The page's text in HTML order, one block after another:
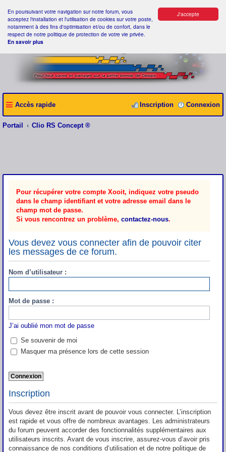
J'accepte
En poursuivant votre navigation sur notre forum, vous
acceptez l'installation et l'utilisation de cookies sur votre poste,
notamment à des fins d'optimisation et/ou de confort, dans le
respect de notre politique de protection de votre vie privée.
En savoir plus
Accès rapide Connexion
Inscription
Portail Clio RS Concept ®
Pour récupérer votre compte Xooit, indiquez votre pseudo
dans le champ identifiant et votre adresse email dans le
champ mot de passe.
Si vous rencontrez un problème, contactez-nous.
Vous devez vous connecter afin de pouvoir citer
les messages de ce forum.
Nom d’utilisateur :
Mot de passe :
J’ai oublié mon mot de passe
Se souvenir de moi
Masquer ma présence lors de cette session
Inscription
Vous devez être inscrit avant de pouvoir vous connecter. L’inscription
est rapide et vous offre de nombreux avantages. Les administrateurs
du forum peuvent accorder des fonctionnalités supplémentaires aux
utilisateurs inscrits. Avant de vous inscrire, assurez-vous d’avoir pris
connaissance de nos conditions d’utilisation et de notre politique de